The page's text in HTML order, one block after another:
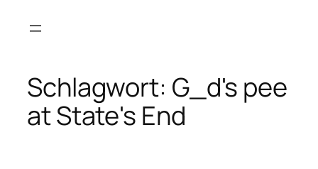
Inhalt
Schlagwort: G_d's pee
at State's End